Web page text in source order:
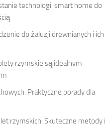
technologii smart home do
do żaluzji drewnianych i ich
rzymskie są idealnym
Praktyczne porady dla
rzymskich: Skuteczne metody i